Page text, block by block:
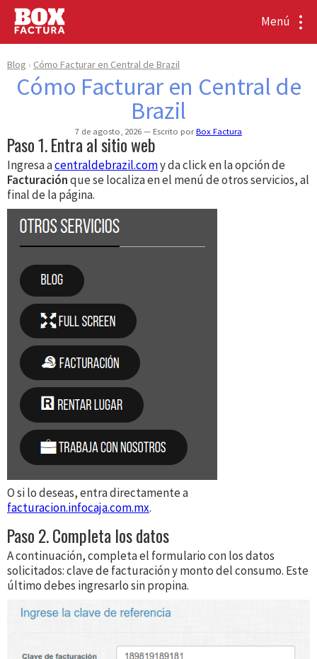
Menú
Blog Cómo Facturar en Central de Brazil
Cómo Facturar en Central de
Brazil
7 de agosto, 2026 Escrito porBox Factura
Paso 1. Entra al sitio web
Ingresa acentraldebrazil.comy da click en la opción de
Facturaciónque se localiza en el menú de otros servicios, al
final de la página.
O si lo deseas, entra directamente a
facturacion.infocaja.com.mx.
Paso 2. Completa los datos
A continuación, completa el formulario con los datos
solicitados: clave de facturación y monto del consumo. Este
último debes ingresarlo sin propina.